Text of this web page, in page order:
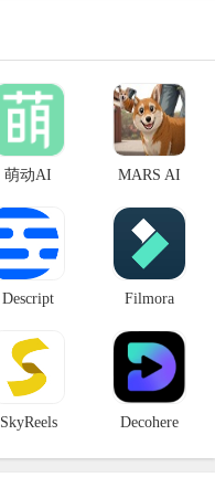
萌动AI MARS AI
Descript Filmora
SkyReels Decohere